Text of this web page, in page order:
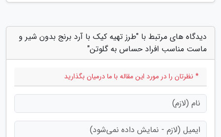
دیدگاه های مرتبط با "طرز تهیه کیک با آرد برنج بدون شیر و
ماست مناسب افراد حساس به گلوتن"
* نظرتان را در مورد این مقاله با ما درمیان بگذارید